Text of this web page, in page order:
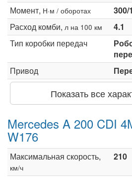
Момент, Н·м / оборотах
300/
Расход комби, л на 100 км
4.1
Тип коробки передач
Привод
Показать все
Mercedes A 200 CDI
W176
Максимальная скорость,
км/ч
210